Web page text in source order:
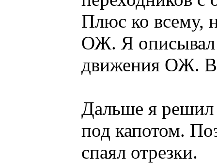
Плюс ко всему,
ОЖ. Я описывал
движения ОЖ.
Дальше я решил
под капотом.
спаял отрезки.